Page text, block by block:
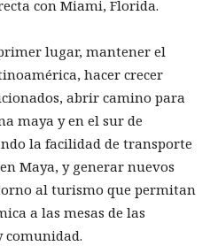
con Miami, Florida.
lugar, mantener el
hacer crecer
abrir camino para
maya y en el sur de
la facilidad de transporte
Maya, y generar nuevos
al turismo que permitan
a las mesas de las
comunidad.